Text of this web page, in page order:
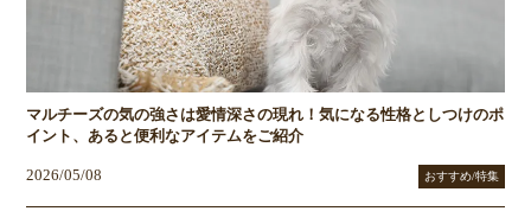
マルチーズの気の強さは愛情深さの現れ！気になる性格としつけのポ
イント、あると便利なアイテムをご紹介
2026/05/08 おすすめ/特集